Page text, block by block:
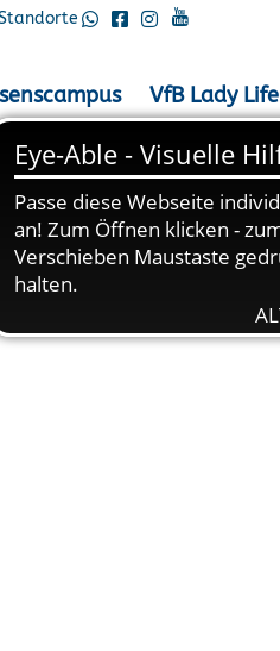
VfB Lady Life